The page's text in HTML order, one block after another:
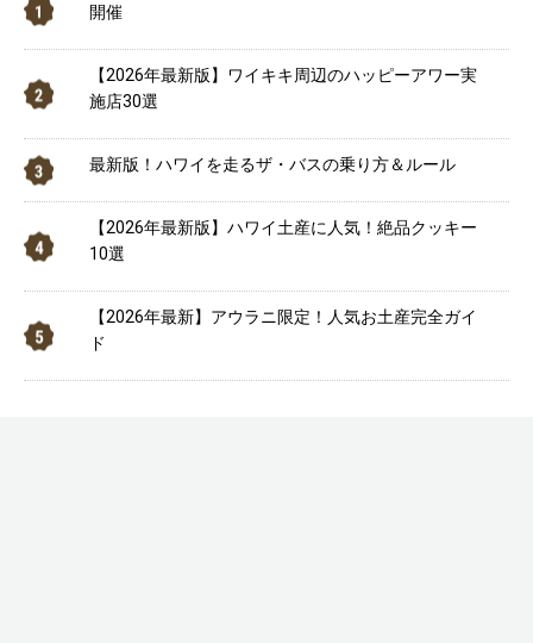
開催
【2026年最新版】ワイキキ周辺のハッピーアワー実
施店30選
最新版！ハワイを走るザ・バスの乗り方＆ルール
【2026年最新版】ハワイ土産に人気！絶品クッキー
10選
【2026年最新】アウラニ限定！人気お土産完全ガイ
ド